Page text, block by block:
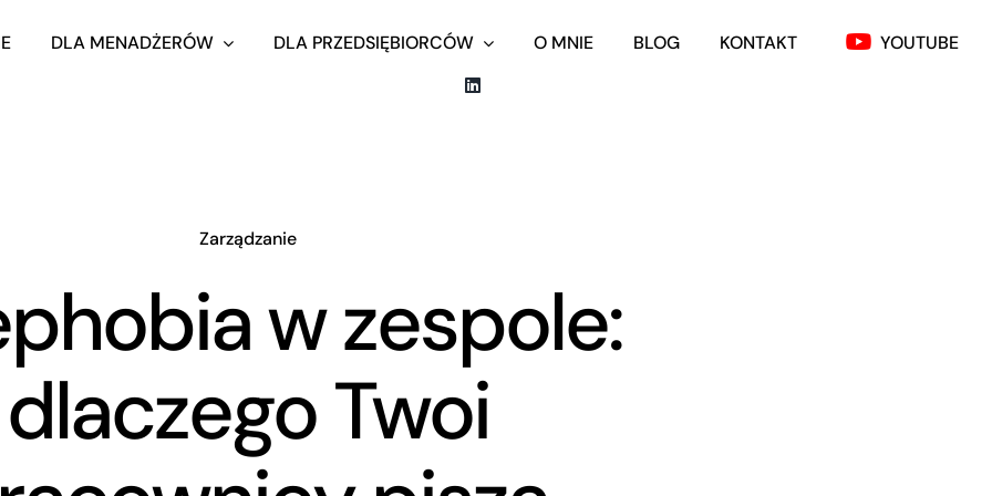
DLA MENADŻERÓW DLA PRZEDSIĘBIORCÓW O MNIE BLOG KONTAKT YOUTUBE
Zarządzanie
w zespole:
dlaczego Twoi